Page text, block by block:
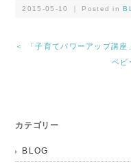
2015-05-10 ｜ Posted in
＜ 「子育てパワーアップ講
ベビ
カテゴリー
BLOG